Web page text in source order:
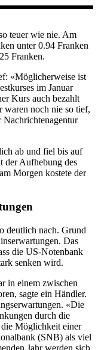
teuer wie nie. Am
unter 0.94 Franken
Franken.
«Möglicherweise ist
im Januar
Kurs auch bezahlt
waren noch nie so tief,
Nachrichtenagentur
ab und fiel bis auf
der Aufhebung des
Morgen kostete der
deutlich nach. Grund
Das
die US-Notenbank
senken wird.
in einem zwischen
sagte ein Händler.
«Die
durch die
Möglichkeit einer
(SNB) als viel
Jahr werden sich